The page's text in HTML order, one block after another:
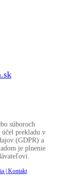
súboroch
účel prekladu v
(GDPR) a
je plnenie
| Kontakt